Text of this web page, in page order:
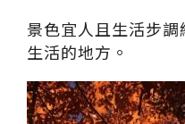
景色宜人且生活步
生活的地方。